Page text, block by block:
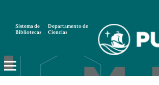
Sistema de
Bibliotecas
Departamento de
Ciencias